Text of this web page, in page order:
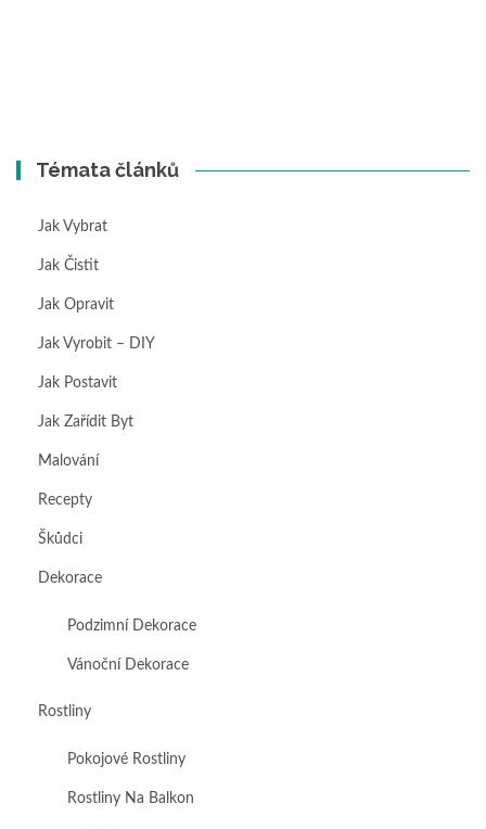
Témata článků
Jak Vybrat
Jak Čistit
Jak Opravit
Jak Vyrobit – DIY
Jak Postavit
Jak Zařídit Byt
Malování
Recepty
Škůdci
Dekorace
Podzimní Dekorace
Vánoční Dekorace
Rostliny
Pokojové Rostliny
Rostliny Na Balkon